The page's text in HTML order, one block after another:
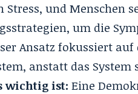
Stress, und Menschen
um die
Ansatz fokussiert
anstatt das
wichtig ist:Eine